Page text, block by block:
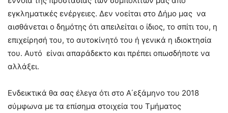
εγκληματικές ενέργειες. Δεν νοείται στο Δήμο μας να
αισθάνεται ο δημότης ότι απειλείται ο ίδιος, το σπίτι του, η
επιχείρησή του, το αυτοκίνητό του ή γενικά η ιδιοκτησία
του. Αυτό είναι απαράδεκτο και πρέπει οπωσδήποτε να
αλλάξει.
Ενδεικτικά θα σας έλεγα ότι στο Α΄εξάμηνο του 2018
σύμφωνα με τα επίσημα στοιχεία του Τμήματος